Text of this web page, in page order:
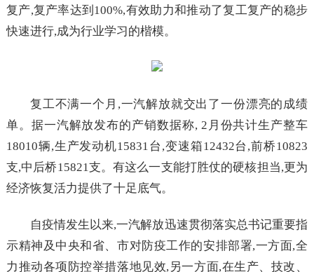
复产,复产率达到100%,有效助力和推动了复工复产的稳步
快速进行,成为行业学习的楷模。
复工不满一个月,一汽解放就交出了一份漂亮的成绩
单。据一汽解放发布的产销数据称, 2月份共计生产整车
18010辆,生产发动机15831台,变速箱12432台,前桥10823
支,中后桥15821支。有这么一支能打胜仗的硬核担当,更为
经济恢复活力提供了十足底气。
自疫情发生以来,一汽解放迅速贯彻落实总书记重要指
示精神及中央和省、市对防疫工作的安排部署,一方面,全
力推动各项防控举措落地见效,另一方面,在生产、技改、